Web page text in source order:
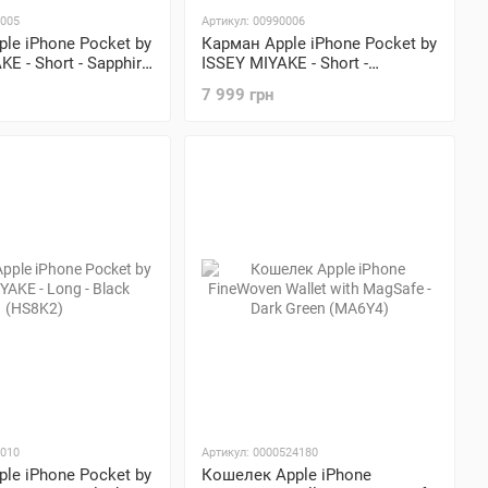
iPhone Pocket by
- Short - Sapphire
Артикул: 00990006
Карман Apple iPhone Pocket by
ISSEY MIYAKE - Short -
7 999 грн
iPhone Pocket by
Артикул: 0000524180
Кошелек Apple iPhone